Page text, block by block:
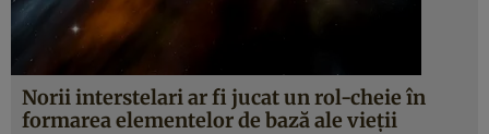
Norii interstelari ar fi jucat un rol-cheie în
formarea elementelor de bază ale vieții